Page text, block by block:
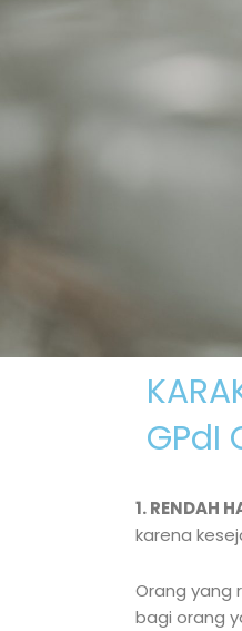
GPdI
1. RENDAH
karena
Orang yang
bagi orang